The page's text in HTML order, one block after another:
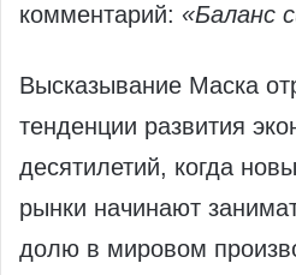
комментарий: «Баланс
Высказывание Маска
тенденции развития
десятилетий, когда
рынки начинают
долю в мировом